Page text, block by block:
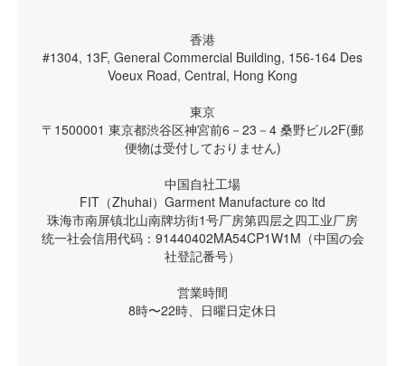
香港
#1304, 13F, General Commercial Building, 156-164 Des
Voeux Road, Central, Hong Kong
東京
〒1500001 東京都渋谷区神宮前6－23－4 桑野ビル2F(郵
便物は受付しておりません)
中国自社工場
FIT（Zhuhai）Garment Manufacture co ltd
珠海市南屏镇北山南牌坊街1号厂房第四层之四工业厂房
统一社会信用代码：91440402MA54CP1W1M（中国の会
社登記番号）
営業時間
8時〜22時、日曜日定休日